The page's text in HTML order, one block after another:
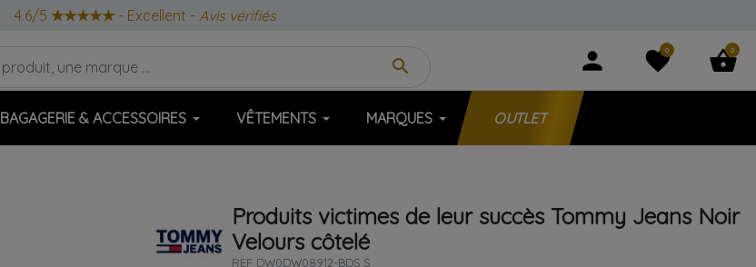
4.6/5 ★★★★★ - Excellent - Avis vérifiés
search person favorite
0 shopping_basket
0
BAGAGERIE & ACCESSOIRES VÊTEMENTS MARQUES OUTLET
Produits victimes de leur succès Tommy Jeans Noir
Velours côtelé
REF DW0DW08912-BDS S